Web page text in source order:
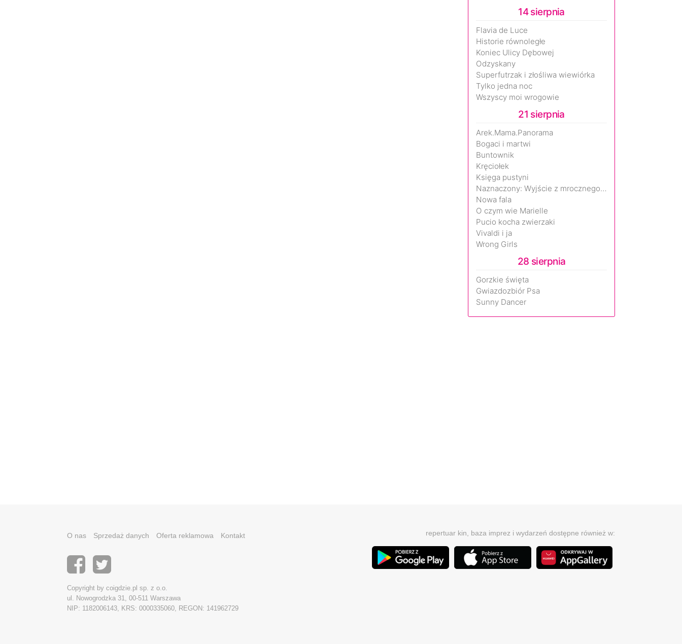
14 sierpnia
Flavia de Luce
Historie równoległe
Koniec Ulicy Dębowej
Odzyskany
Superfutrzak i złośliwa wiewiórka
Tylko jedna noc
Wszyscy moi wrogowie
21 sierpnia
Arek.Mama.Panorama
Bogaci i martwi
Buntownik
Kręciołek
Księga pustyni
Naznaczony: Wyjście z mrocznego wymiaru
Nowa fala
O czym wie Marielle
Pucio kocha zwierzaki
Vivaldi i ja
Wrong Girls
28 sierpnia
Gorzkie święta
Gwiazdozbiór Psa
Sunny Dancer
O nas Sprzedaż danych Oferta reklamowa Kontakt
Copyright by coigdzie.pl sp. z o.o.
ul. Nowogrodzka 31, 00-511 Warszawa
NIP: 1182006143, KRS: 0000335060, REGON: 141962729
repertuar kin, baza imprez i wydarzeń dostępne również w: